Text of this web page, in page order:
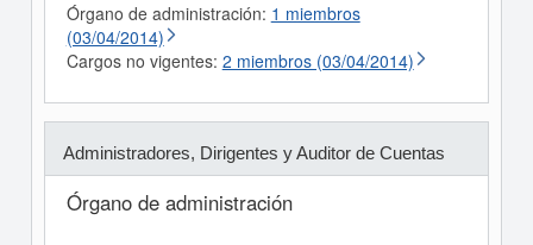
Órgano de administración: 1 miembros
(03/04/2014)
Cargos no vigentes: 2 miembros (03/04/2014)
Administradores, Dirigentes y Auditor de Cuentas
Órgano de administración